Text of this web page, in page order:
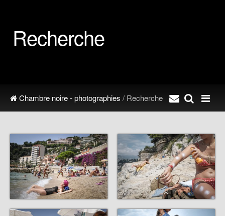
Recherche
Chambre noire - photographies / Recherche